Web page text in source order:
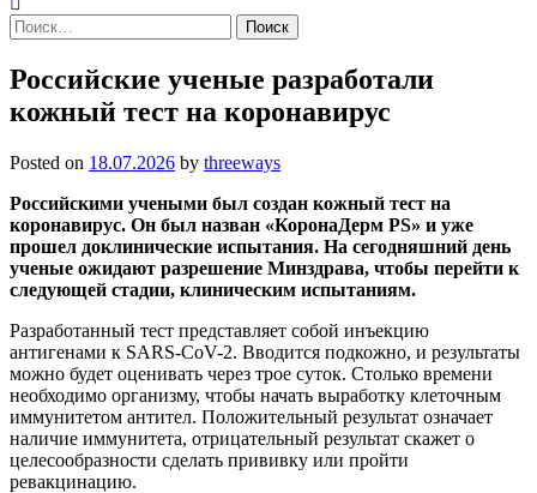
Найти:
Российские ученые разработали
кожный тест на коронавирус
Posted on 18.07.2026 by threeways
Российскими учеными был создан кожный тест на
коронавирус. Он был назван «КоронаДерм PS» и уже
прошел доклинические испытания. На сегодняшний день
ученые ожидают разрешение Минздрава, чтобы перейти к
следующей стадии, клиническим испытаниям.
Разработанный тест представляет собой инъекцию
антигенами к SARS-CoV-2. Вводится подкожно, и результаты
можно будет оценивать через трое суток. Столько времени
необходимо организму, чтобы начать выработку клеточным
иммунитетом антител. Положительный результат означает
наличие иммунитета, отрицательный результат скажет о
целесообразности сделать прививку или пройти
ревакцинацию.